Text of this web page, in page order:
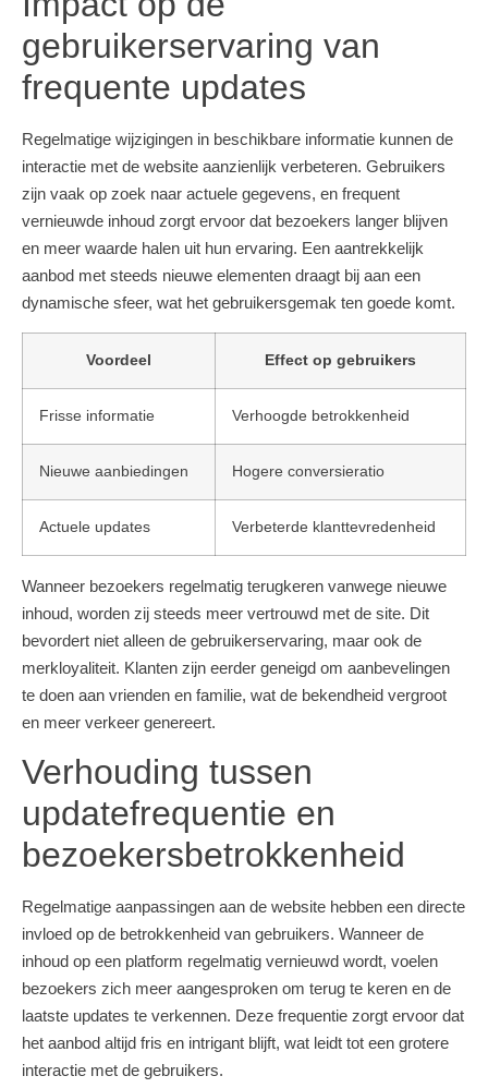
gebruikerservaring van
frequente updates
Regelmatige wijzigingen in beschikbare informatie kunnen de
interactie met de website aanzienlijk verbeteren. Gebruikers
zijn vaak op zoek naar actuele gegevens, en frequent
vernieuwde inhoud zorgt ervoor dat bezoekers langer blijven
en meer waarde halen uit hun ervaring. Een aantrekkelijk
aanbod met steeds nieuwe elementen draagt bij aan een
dynamische sfeer, wat het gebruikersgemak ten goede komt.
Voordeel Effect op gebruikers
Frisse informatie Verhoogde betrokkenheid
Nieuwe aanbiedingen Hogere conversieratio
Actuele updates Verbeterde klanttevredenheid
Wanneer bezoekers regelmatig terugkeren vanwege nieuwe
inhoud, worden zij steeds meer vertrouwd met de site. Dit
bevordert niet alleen de gebruikerservaring, maar ook de
merkloyaliteit. Klanten zijn eerder geneigd om aanbevelingen
te doen aan vrienden en familie, wat de bekendheid vergroot
en meer verkeer genereert.
Verhouding tussen
updatefrequentie en
bezoekersbetrokkenheid
Regelmatige aanpassingen aan de website hebben een directe
invloed op de betrokkenheid van gebruikers. Wanneer de
inhoud op een platform regelmatig vernieuwd wordt, voelen
bezoekers zich meer aangesproken om terug te keren en de
laatste updates te verkennen. Deze frequentie zorgt ervoor dat
het aanbod altijd fris en intrigant blijft, wat leidt tot een grotere
interactie met de gebruikers.